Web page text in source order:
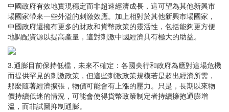
中國政府有效地實現穩定而非超速經濟成長，這可望為其他新興市
場國家帶來一些外溢的刺激效應。加上相對於其他新興市場國家，
中國政府還擁有更多的財政和貨幣政策的靈活性，包括能夠更方便
地調配資源以提高產量，這對刺激中國經濟具有極大的助益。
3.通膨目前保持低檔，未來不確定：各國央行和政府為應對這場危機
而提供罕見的刺激政策，但這些刺激政策規模若是超出經濟所需，
那麼隨著經濟擴張，物價可能會有上漲的壓力。只是，長期以來物
價持續低迷的情況，可能會使得貨幣政策制定者持續擁抱通膨增
溫，而非試圖抑制通膨。